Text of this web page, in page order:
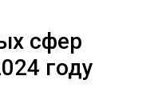
сфер
году